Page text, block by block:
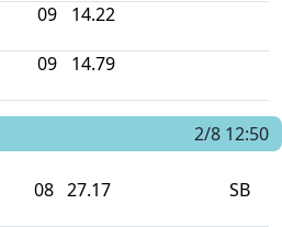
09 14.22
09 14.79
2/8 12:50
08 27.17 SB